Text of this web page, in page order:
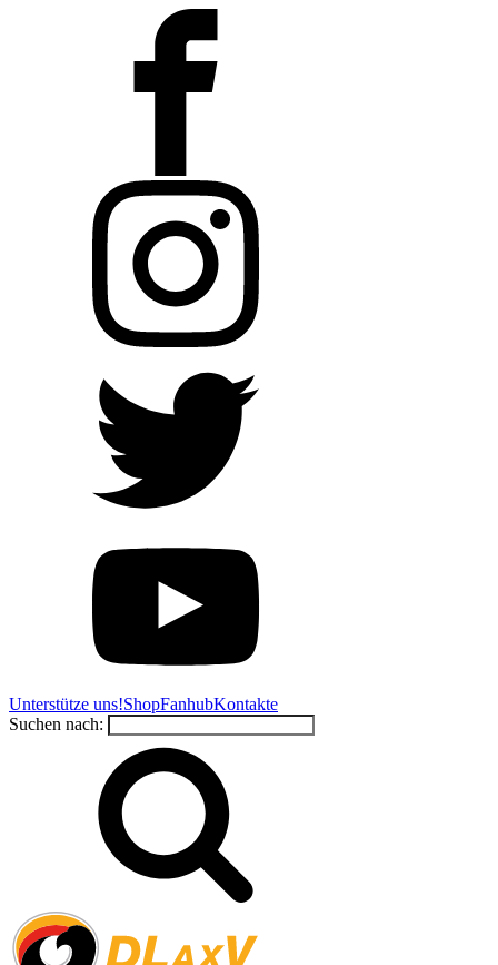
Unterstütze uns!ShopFanhubKontakte
Suchen nach: